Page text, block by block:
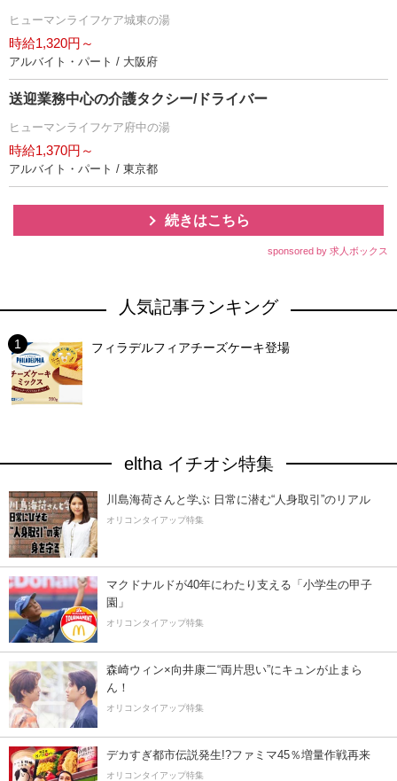
ヒューマンライフケア城東の湯
時給1,320円～
アルバイト・パート / 大阪府
送迎業務中心の介護タクシー/ドライバー
ヒューマンライフケア府中の湯
時給1,370円～
アルバイト・パート / 東京都
続きはこちら
sponsored by 求人ボックス
人気記事ランキング
フィラデルフィアチーズケーキ登場
eltha イチオシ特集
川島海荷さんと学ぶ 日常に潜む“人身取引”のリアル
オリコンタイアップ特集
マクドナルドが40年にわたり支える「小学生の甲子
園」
オリコンタイアップ特集
森崎ウィン×向井康二“両片思い”にキュンが止まら
ん！
オリコンタイアップ特集
デカすぎ都市伝説発生!?ファミマ45％増量作戦再来
オリコンタイアップ特集